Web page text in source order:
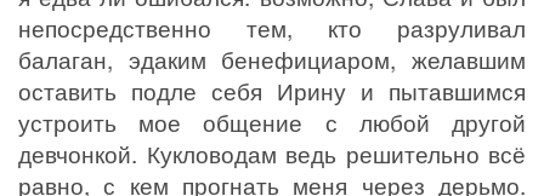
непосредственно тем, кто разруливал
балаган, эдаким бенефициаром, желавшим
оставить подле себя Ирину и пытавшимся
устроить мое общение с любой другой
девчонкой. Кукловодам ведь решительно всё
равно, с кем прогнать меня через дерьмо.